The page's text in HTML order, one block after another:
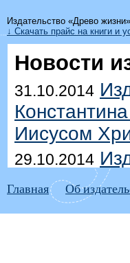
Издательство «Древо
↓ Скачать прайс на книги и
Новости
31.10.2014
Иисусом
29.10.2014
Уоммака
побеждать
Главная Об